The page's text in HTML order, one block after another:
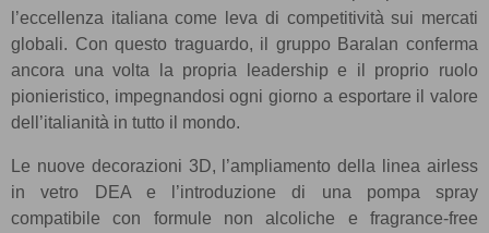
l’eccellenza italiana come leva di competitività sui mercati
globali. Con questo traguardo, il gruppo Baralan conferma
ancora una volta la propria leadership e il proprio ruolo
pionieristico, impegnandosi ogni giorno a esportare il valore
dell’italianità in tutto il mondo.
Le nuove decorazioni 3D, l’ampliamento della linea airless
in vetro DEA e l’introduzione di una pompa spray
compatibile con formule non alcoliche e fragrance-free